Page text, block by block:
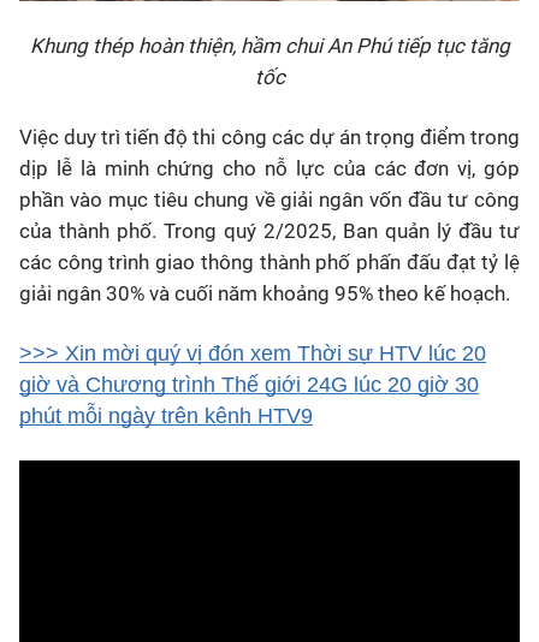
Khung thép hoàn thiện, hầm chui An Phú tiếp tục tăng
tốc
Việc duy trì tiến độ thi công các dự án trọng điểm trong
dịp lễ là minh chứng cho nỗ lực của các đơn vị, góp
phần vào mục tiêu chung về giải ngân vốn đầu tư công
của thành phố. Trong quý 2/2025, Ban quản lý đầu tư
các công trình giao thông thành phố phấn đấu đạt tỷ lệ
giải ngân 30% và cuối năm khoảng 95% theo kế hoạch.
>>> Xin mời quý vị đón xem Thời sự HTV lúc 20
giờ và Chương trình Thế giới 24G lúc 20 giờ 30
phút mỗi ngày trên kênh HTV9